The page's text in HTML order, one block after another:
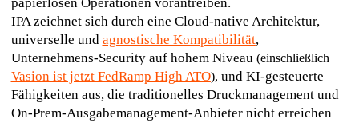
IPA zeichnet sich durch eine Cloud-native Architektur,
universelle und agnostische Kompatibilität,
Unternehmens-Security auf hohem Niveau
Vasion ist jetzt FedRamp High ATO), und KI-gesteuerte
Fähigkeiten aus, die traditionelles Druckmanagement und
On-Prem-Ausgabemanagement-Anbieter nicht erreichen